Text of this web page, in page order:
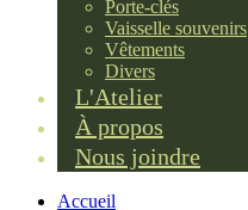
Porte-clés
Vaisselle souvenirs
Vêtements
Divers
L'Atelier
À propos
Nous joindre
Accueil